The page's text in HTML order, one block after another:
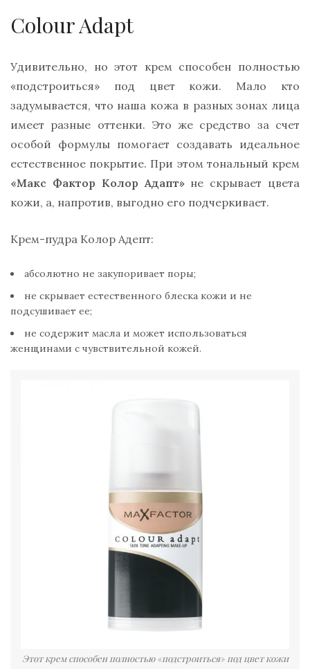
Colour Adapt
Удивительно, но этот крем способен полностью
«подстроиться» под цвет кожи. Мало кто
задумывается, что наша кожа в разных зонах лица
имеет разные оттенки. Это же средство за счет
особой формулы помогает создавать идеальное
естественное покрытие. При этом тональный крем
«Макс Фактор Колор Адапт»не скрывает цвета
кожи, а, напротив, выгодно его подчеркивает.
Крем-пудра Колор Адепт:
абсолютно не закупоривает поры;
не скрывает естественного блеска кожи и не
подсушивает ее;
не содержит масла и может использоваться
женщинами с чувствительной кожей.
Этот крем способен полностью «подстроиться» под цвет кожи